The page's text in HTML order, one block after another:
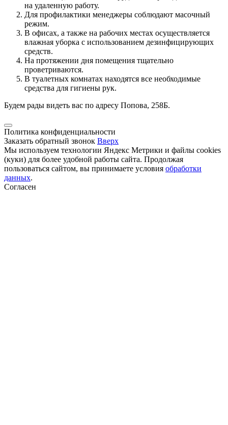
на удаленную работу.
Для профилактики менеджеры соблюдают масочный
режим.
В офисах, а также на рабочих местах осуществляется
влажная уборка с использованием дезинфицирующих
средств.
На протяжении дня помещения тщательно
проветриваются.
В туалетных комнатах находятся все необходимые
средства для гигиены рук.
Будем рады видеть вас по адресу Попова, 258Б.
Политика конфиденциальности
Заказать обратный звонок Вверх
Мы используем технологии Яндекс Метрики и файлы cookies
(куки) для более удобной работы сайта. Продолжая
пользоваться сайтом, вы принимаете условия обработки
данных.
Согласен